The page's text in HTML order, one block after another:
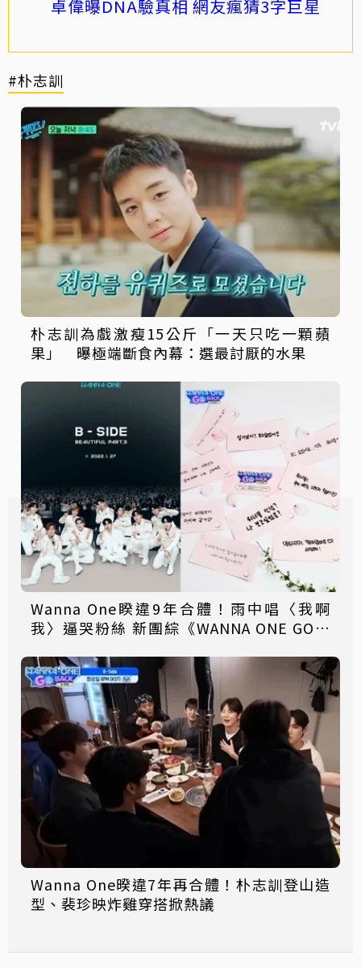
卓偉曝DNA驗真相 網友瘋猜3字巨星
#朴志訓
朴志訓為戲激瘦15公斤「一天只吃一顆蘋
果」 曝極端斷食內幕：選最討厭的水果
Wanna One睽違9年合體！雨中唱〈我啊
我〉逼哭粉絲 新團綜《WANNA ONE GO》
Wanna One暌違7年再合體！朴志訓登山造
型、裴珍映炸雞穿搭掀熱議